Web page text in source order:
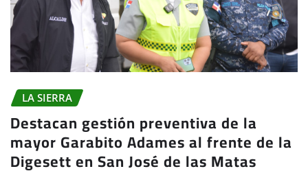
LA SIERRA
Destacan gestión preventiva de la
mayor Garabito Adames al frente de la
Digesett en San José de las Matas